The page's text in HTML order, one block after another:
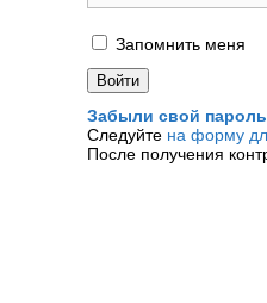
Запомнить меня
Забыли свой
Следуйте на форму
После получения